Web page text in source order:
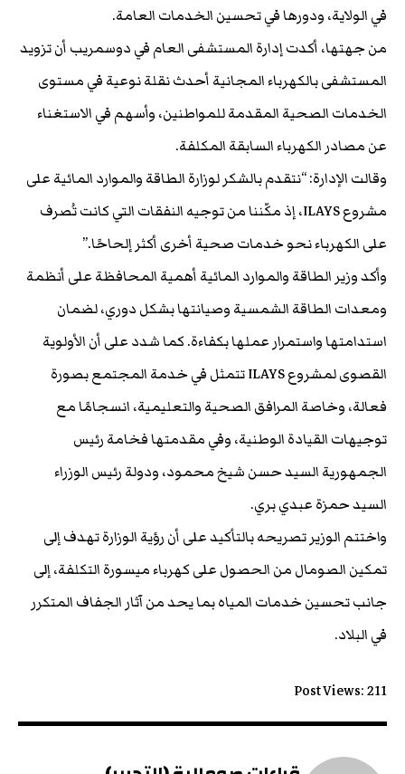
في الولاية، ودورها في تحسين الخدمات العامة.
من جهتها، أكدت إدارة المستشفى العام في دوسمريب أن تزويد
المستشفى بالكهرباء المجانية أحدث نقلة نوعية في مستوى
الخدمات الصحية المقدمة للمواطنين، وأسهم في الاستغناء
عن مصادر الكهرباء السابقة المكلفة.
وقالت الإدارة: “نتقدم بالشكر لوزارة الطاقة والموارد المائية على
مشروع ILAYS، إذ مكّننا من توجيه النفقات التي كانت تُصرف
على الكهرباء نحو خدمات صحية أخرى أكثر إلحاحًا.”
وأكد وزير الطاقة والموارد المائية أهمية المحافظة على أنظمة
ومعدات الطاقة الشمسية وصيانتها بشكل دوري، لضمان
استدامتها واستمرار عملها بكفاءة. كما شدد على أن الأولوية
القصوى لمشروع ILAYS تتمثل في خدمة المجتمع بصورة
فعالة، وخاصة المرافق الصحية والتعليمية، انسجامًا مع
توجيهات القيادة الوطنية، وفي مقدمتها فخامة رئيس
الجمهورية السيد حسن شيخ محمود، ودولة رئيس الوزراء
السيد حمزة عبدي بري.
واختتم الوزير تصريحه بالتأكيد على أن رؤية الوزارة تهدف إلى
تمكين الصومال من الحصول على كهرباء ميسورة التكلفة، إلى
جانب تحسين خدمات المياه بما يحد من آثار الجفاف المتكرر
في البلاد.
Post Views:211